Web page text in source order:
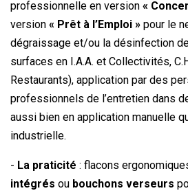
professionnelle en version «
version « Prêt à l’Emploi » pour le
dégraissage et/ou la désinfection
surfaces en I.A.A. et Collectivités,
Restaurants), application par des
professionnels de l’entretien dans
aussi bien en application manuelle
industrielle.
- La praticité : flacons
intégrés ou bouchons verseurs